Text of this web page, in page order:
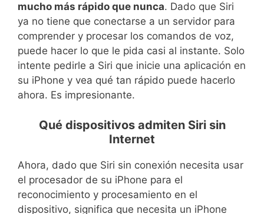
mucho más rápido que nunca. Dado que Siri
ya no tiene que conectarse a un servidor para
comprender y procesar los comandos de voz,
puede hacer lo que le pida casi al instante. Solo
intente pedirle a Siri que inicie una aplicación en
su iPhone y vea qué tan rápido puede hacerlo
ahora. Es impresionante.
Qué dispositivos admiten Siri sin
Internet
Ahora, dado que Siri sin conexión necesita usar
el procesador de su iPhone para el
reconocimiento y procesamiento en el
dispositivo, significa que necesita un iPhone